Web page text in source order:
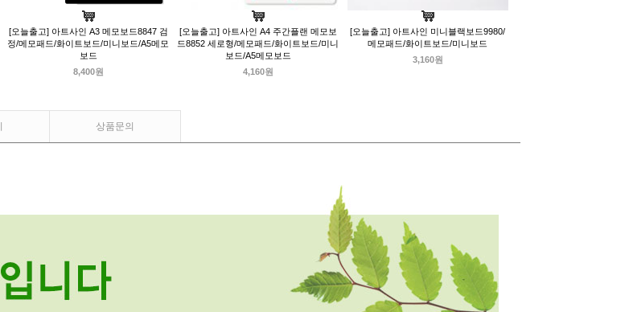
[오늘출고] 아트사인 A3 메모보드8847 검
정/메모패드/화이트보드/미니보드/A5메모
보드
8,400원
[오늘출고] 아트사인 A4 주간플랜 메모보
드8852 세로형/메모패드/화이트보드/미니
보드/A5메모보드
4,160원
[오늘출고] 아트사인 미니블랙보드9980/
메모패드/화이트보드/미니보드
3,160원
상품문의